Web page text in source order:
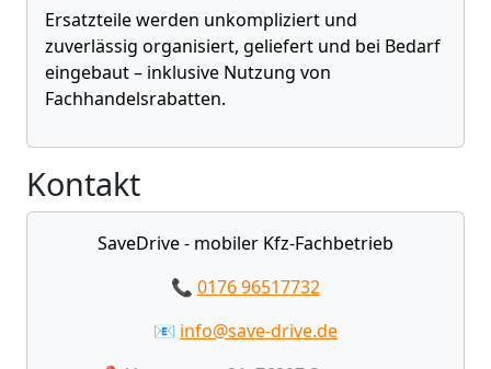
Ersatzteile werden unkompliziert und
zuverlässig organisiert, geliefert und bei Bedarf
eingebaut – inklusive Nutzung von
Fachhandelsrabatten.
Kontakt
SaveDrive - mobiler Kfz-Fachbetrieb
📞 0176 96517732
📧 info@save-drive.de